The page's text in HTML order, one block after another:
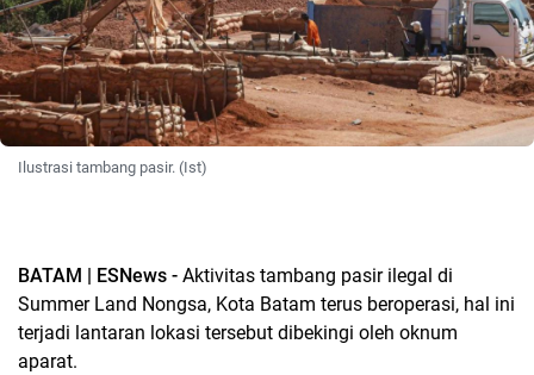
Ilustrasi tambang pasir. (Ist)
BATAM | ESNews - Aktivitas tambang pasir ilegal di
Summer Land Nongsa, Kota Batam terus beroperasi, hal ini
terjadi lantaran lokasi tersebut dibekingi oleh oknum
aparat.